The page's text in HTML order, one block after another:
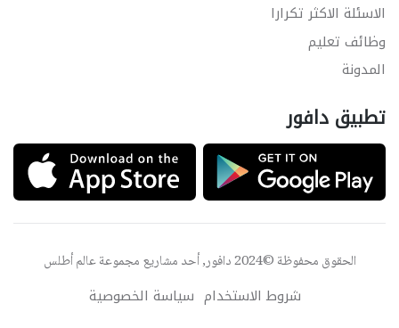
الاسئلة الاكثر تكرارا
وظائف تعليم
المدونة
تطبيق دافور
الحقوق محفوظة ©2024 دافور, أحد مشاريع مجموعة عالم أطلس
شروط الاستخدام سياسة الخصوصية